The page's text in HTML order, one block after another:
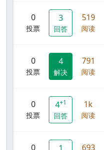
0
投票
3
回答
519
阅读
0
投票
4
解决
791
阅读
0
投票
4+1
回答
1k
阅读
0 693